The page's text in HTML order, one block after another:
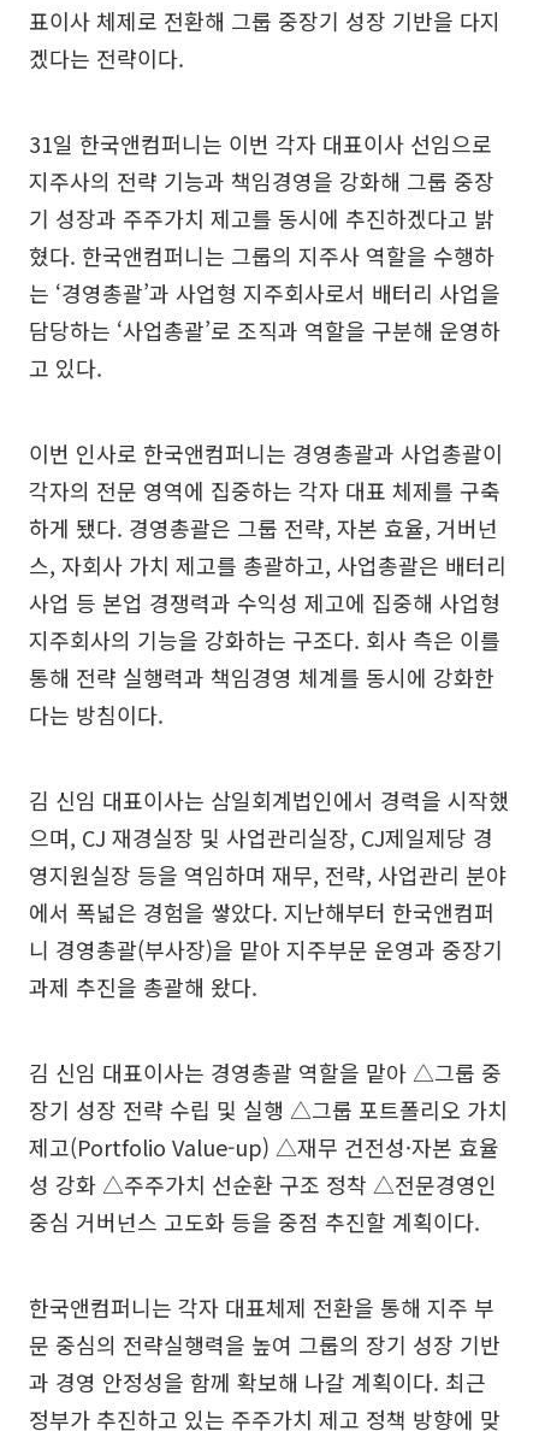
표이사 체제로 전환해 그룹 중장기 성장 기반을 다지
겠다는 전략이다.
31일 한국앤컴퍼니는 이번 각자 대표이사 선임으로
지주사의 전략 기능과 책임경영을 강화해 그룹 중장
기 성장과 주주가치 제고를 동시에 추진하겠다고 밝
혔다. 한국앤컴퍼니는 그룹의 지주사 역할을 수행하
는 ‘경영총괄’과 사업형 지주회사로서 배터리 사업을
담당하는 ‘사업총괄’로 조직과 역할을 구분해 운영하
고 있다.
이번 인사로 한국앤컴퍼니는 경영총괄과 사업총괄이
각자의 전문 영역에 집중하는 각자 대표 체제를 구축
하게 됐다. 경영총괄은 그룹 전략, 자본 효율, 거버넌
스, 자회사 가치 제고를 총괄하고, 사업총괄은 배터리
사업 등 본업 경쟁력과 수익성 제고에 집중해 사업형
지주회사의 기능을 강화하는 구조다. 회사 측은 이를
통해 전략 실행력과 책임경영 체계를 동시에 강화한
다는 방침이다.
김 신임 대표이사는 삼일회계법인에서 경력을 시작했
으며, CJ 재경실장 및 사업관리실장, CJ제일제당 경
영지원실장 등을 역임하며 재무, 전략, 사업관리 분야
에서 폭넓은 경험을 쌓았다. 지난해부터 한국앤컴퍼
니 경영총괄(부사장)을 맡아 지주부문 운영과 중장기
과제 추진을 총괄해 왔다.
김 신임 대표이사는 경영총괄 역할을 맡아 △그룹 중
장기 성장 전략 수립 및 실행 △그룹 포트폴리오 가치
제고(Portfolio Value-up) △재무 건전성·자본 효율
성 강화 △주주가치 선순환 구조 정착 △전문경영인
중심 거버넌스 고도화 등을 중점 추진할 계획이다.
한국앤컴퍼니는 각자 대표체제 전환을 통해 지주 부
문 중심의 전략실행력을 높여 그룹의 장기 성장 기반
과 경영 안정성을 함께 확보해 나갈 계획이다. 최근
정부가 추진하고 있는 주주가치 제고 정책 방향에 맞